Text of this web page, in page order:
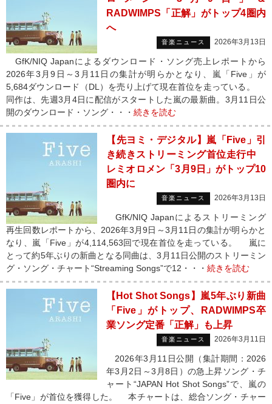
RADWIMPS「正解」がトップ4圏内
へ
音楽ニュース 2026年3月13日
GfK/NIQ Japanによるダウンロード・ソング売上レポートから
2026年3月9日～3月11日の集計が明らかとなり、嵐「Five」が
5,684ダウンロード（DL）を売り上げて現在首位を走っている。
同作は、先週3月4日に配信がスタートした嵐の最新曲。3月11日公
開のダウンロード・ソング・・・ 続きを読む
【先ヨミ・デジタル】嵐「Five」引
き続きストリーミング首位走行中
レミオロメン「3月9日」がトップ10
圏内に
音楽ニュース 2026年3月13日
GfK/NIQ Japanによるストリーミング
再生回数レポートから、2026年3月9日～3月11日の集計が明らかと
なり、嵐「Five」が4,114,563回で現在首位を走っている。 嵐に
とって約5年ぶりの新曲となる同曲は、3月11日公開のストリーミン
グ・ソング・チャート“Streaming Songs”で12・・・ 続きを読む
【Hot Shot Songs】嵐5年ぶり新曲
「Five」がトップ、RADWIMPS卒
業ソング定番「正解」も上昇
音楽ニュース 2026年3月11日
2026年3月11日公開（集計期間：2026
年3月2日～3月8日）の急上昇ソング・チ
ャート“JAPAN Hot Shot Songs”で、嵐の
「Five」が首位を獲得した。 本チャートは、総合ソング・チャー